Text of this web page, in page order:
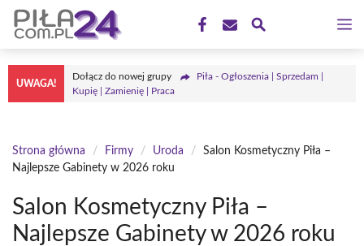
Przejdź
treści
UWAGA!
Dołącz do nowej grupy
Piła - Ogłoszenia | Sprzedam |
Kupię | Zamienię | Praca
Strona główna / Firmy / Uroda /
Salon Kosmetyczny Piła –
Najlepsze Gabinety w 2026 roku
Salon Kosmetyczny Piła –
Najlepsze Gabinety w 2026 roku